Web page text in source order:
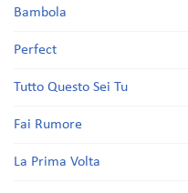
Bambola
Perfect
Tutto Questo Sei Tu
Fai Rumore
La Prima Volta